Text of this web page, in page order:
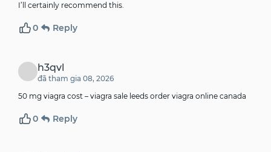
I’ll certainly recommend this.
0 Reply
h3qvl
đã tham gia 08, 2026
50 mg viagra cost – viagra sale leeds order viagra online canada
0 Reply